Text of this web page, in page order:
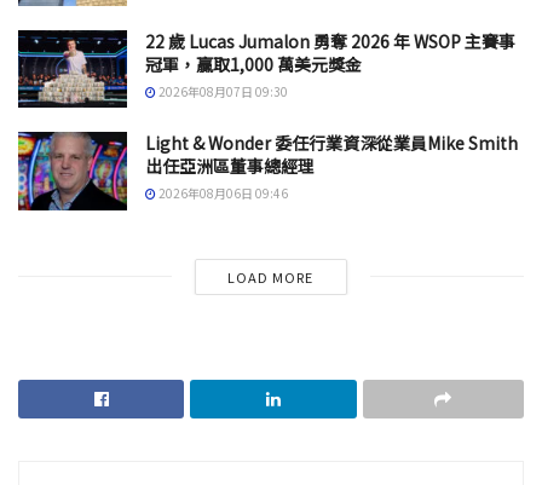
22 歲 Lucas Jumalon 勇奪 2026 年 WSOP 主賽事
冠軍，贏取1,000 萬美元獎金
2026年08月07日 09:30
Light & Wonder 委任行業資深從業員Mike Smith
出任亞洲區董事總經理
2026年08月06日 09:46
LOAD MORE